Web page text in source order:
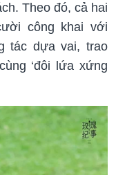
Theo đó, cả hai
công khai với
tác dựa vai, trao
‘đôi lứa xứng